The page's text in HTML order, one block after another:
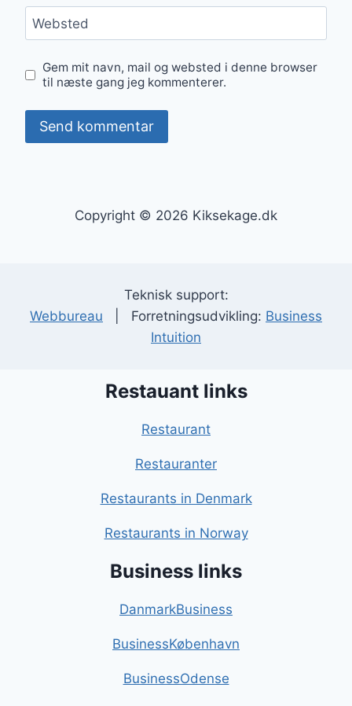
Websted
Gem mit navn, mail og websted i denne browser
til næste gang jeg kommenterer.
Copyright © 2026 Kiksekage.dk
Teknisk support:
Webbureau | Forretningsudvikling: Business
Intuition
Restauant links
Restaurant
Restauranter
Restaurants in Denmark
Restaurants in Norway
Business links
DanmarkBusiness
BusinessKøbenhavn
BusinessOdense